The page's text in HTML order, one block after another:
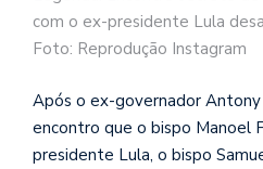
com o ex-presidente Lula
Foto: Reprodução Instagram
Após o ex-governador
encontro que o bispo Manoel
presidente Lula, o bispo